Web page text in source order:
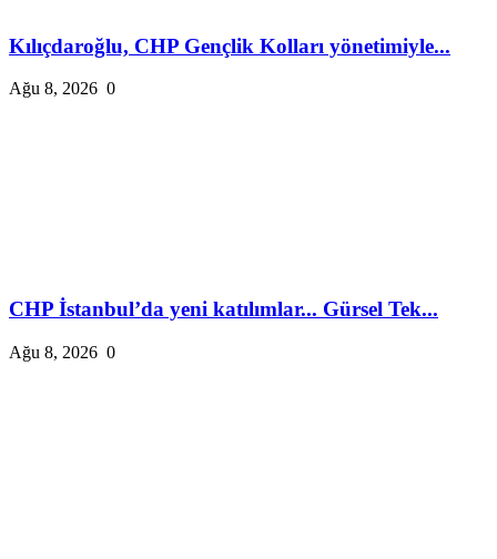
Kılıçdaroğlu, CHP Gençlik Kolları yönetimiyle...
Ağu 8, 2026 0
CHP İstanbul’da yeni katılımlar... Gürsel Tek...
Ağu 8, 2026 0